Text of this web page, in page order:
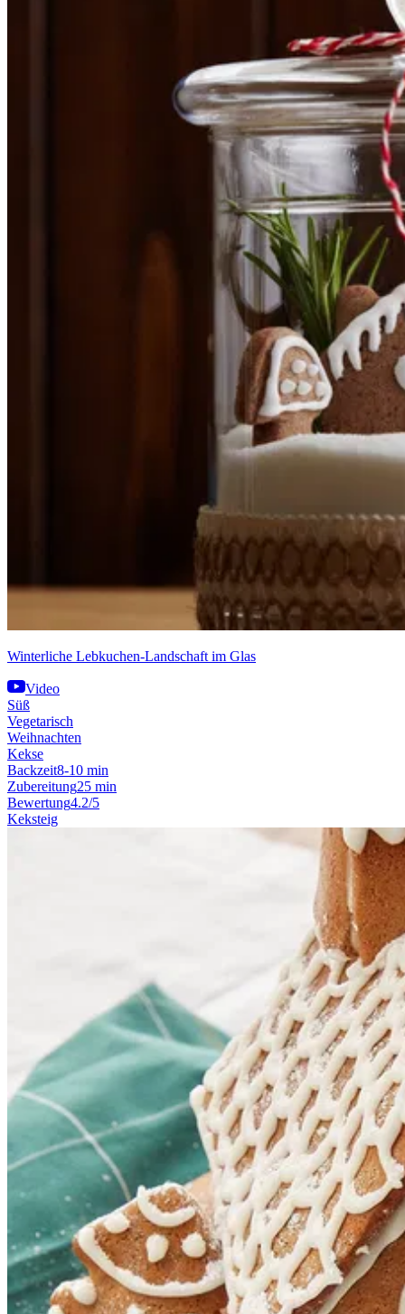
Winterliche Lebkuchen-Landschaft im Glas
Video
Süß
Vegetarisch
Weihnachten
Kekse
Backzeit8-10 min
Zubereitung25 min
Bewertung4.2/5
Keksteig